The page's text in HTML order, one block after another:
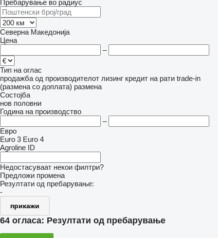
Пребарување во радиус
Северна Македонија
Цена
–
Тип на оглас
продажба од производителот лизинг кредит на рати trade-in
(размена со доплата) размена
Состојба
нов половни
Година на производство
–
Евро
Euro 3 Euro 4
Agroline ID
Недостасуваат некои филтри?
Предложи промена
Резултати од пребарување:
-
прикажи
64 огласа: Резултати од пребарување